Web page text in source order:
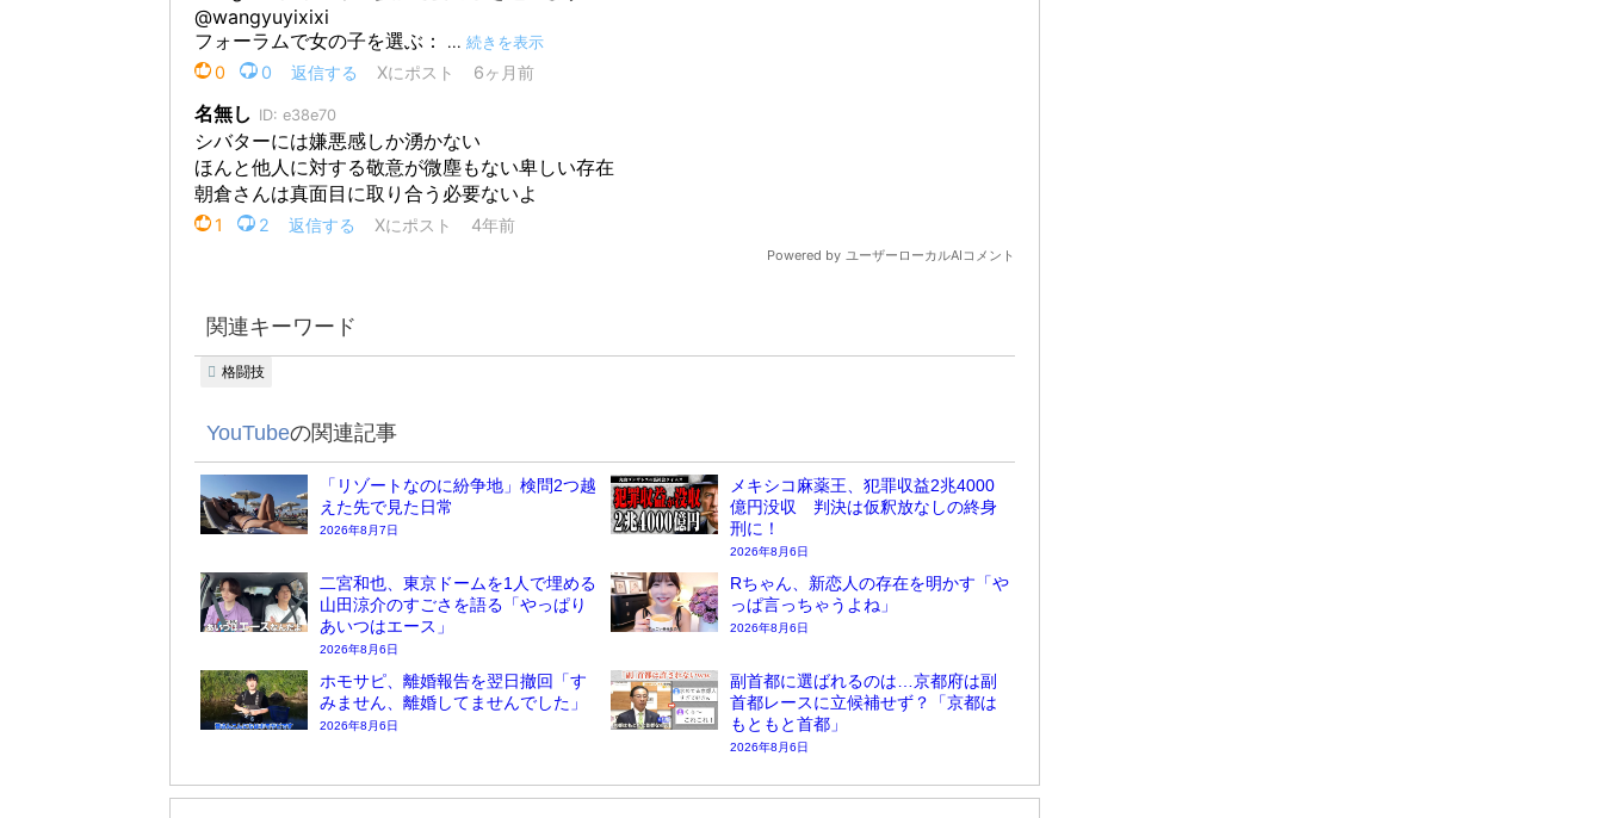
関連キーワード
格闘技
YouTubeの関連記事
「リゾートなのに紛争地」検問2つ越
えた先で見た日常
2026年8月7日
メキシコ麻薬王、犯罪収益2兆4000
億円没収 判決は仮釈放なしの終身
刑に！
2026年8月6日
二宮和也、東京ドームを1人で埋める
山田涼介のすごさを語る「やっぱり
あいつはエース」
2026年8月6日
Rちゃん、新恋人の存在を明かす「や
っぱ言っちゃうよね」
2026年8月6日
ホモサピ、離婚報告を翌日撤回「す
みません、離婚してませんでした」
2026年8月6日
副首都に選ばれるのは…京都府は副
首都レースに立候補せず？「京都は
もともと首都」
2026年8月6日